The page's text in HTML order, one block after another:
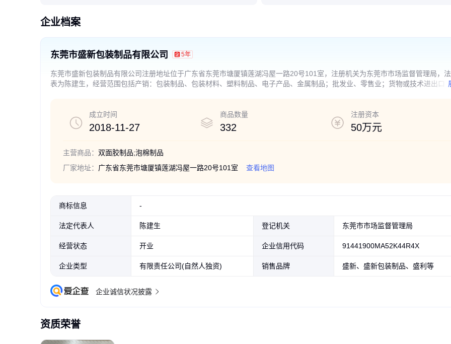
企业档案
东莞市盛新包装制品有限公司 5年
东莞市盛新包装制品有限公司注册地址位于广东省东莞市塘厦镇莲湖冯屋一路20号101室，注册机关为东莞市市场监督管理局，
表为陈建生，经营范围包括产销：包装制品、包装材料、塑料制品、电子产品、金属制品；批发业、零售业；货物或技术进出口
成立时间
2018-11-27
商品数量
332
注册资本
50万元
主营商品： 双面胶制品;泡棉制品
厂家地址： 广东省东莞市塘厦镇莲湖冯屋一路20号101室 查看地图
商标信息 -
法定代表人 陈建生 登记机关 东莞市市场监督管理局
经营状态 开业 企业信用代码 91441900MA52K44R4X
企业类型 有限责任公司(自然人独资) 销售品牌 盛新、盛新包装制品、盛利等
企业诚信状况披露
资质荣誉